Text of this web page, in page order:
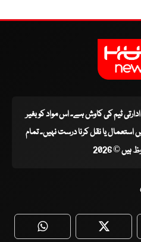
ادارتی ٹیم کی کاوش ہے۔ اس مواد کو بغیر
یا نقل کرنا درست نہیں۔ تمام
© 2026
WhatsApp Twitter